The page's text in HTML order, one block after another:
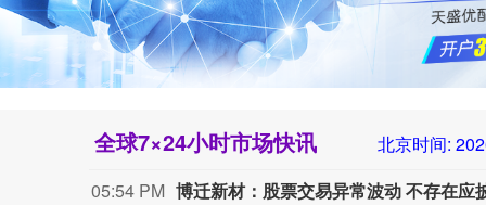
全球7×24小时市场快讯 北京时间:
05:54 PM 博迁新材：股票交易异常波动 不存在应